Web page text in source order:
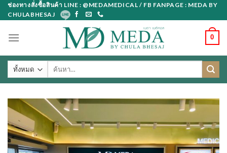
Skip
to
ช่องทางสั่งซื้อสินค้า LINE : @MEDAMEDICAL / FB FANPAGE : MEDA BY
CHULABHESAJ
0
ค้นหา: